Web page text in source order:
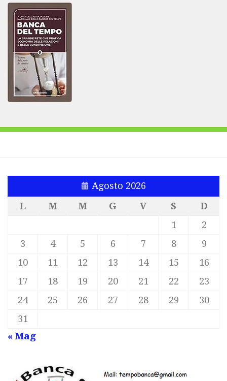
Agosto 2026
L
M M G V S
D
1
2
3
4 5 6 7 8
9
10
11 12 13 14 15
16
17
18 19 20 21 22
23
24
25 26 27 28 29
30
31
« Mag